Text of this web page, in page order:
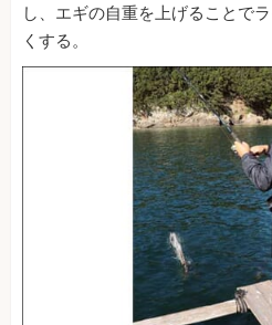
し、エギの自重を上げることで
くする。